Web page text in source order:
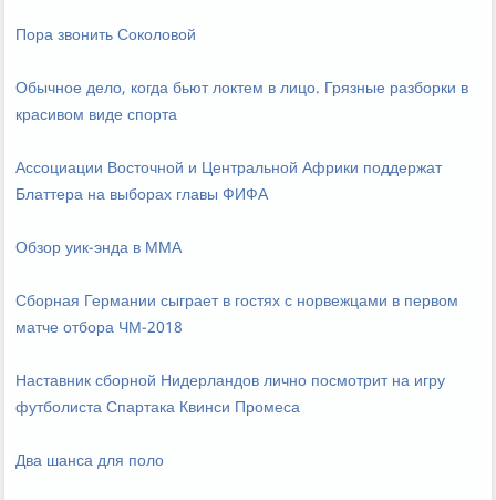
Пора звонить Соколовой
Обычное дело, когда бьют локтем в лицо. Грязные разборки в
красивом виде спорта
Ассоциации Восточной и Центральной Африки поддержат
Блаттера на выборах главы ФИФА
Обзор уик-энда в ММА
Сборная Германии сыграет в гостях с норвежцами в первом
матче отбора ЧМ-2018
Наставник сборной Нидерландов лично посмотрит на игру
футболиста Спартака Квинси Промеса
Два шанса для поло